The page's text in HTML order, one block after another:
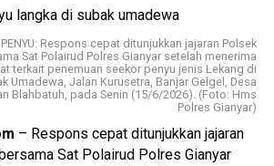
PENYU: Respons cepat ditunjukkan jajaran Polsek
Sat Polairud Polres Gianyar setelah menerima
terkait penemuan seekor penyu jenis Lekang di
Umadewa, Jalan Kurusetra, Banjar Gelgel, Desa
Blahbatuh, pada Senin (15/6/2026). (Foto: Hms
Polres Gianyar)
– Respons cepat ditunjukkan jajaran
Sat Polairud Polres Gianyar